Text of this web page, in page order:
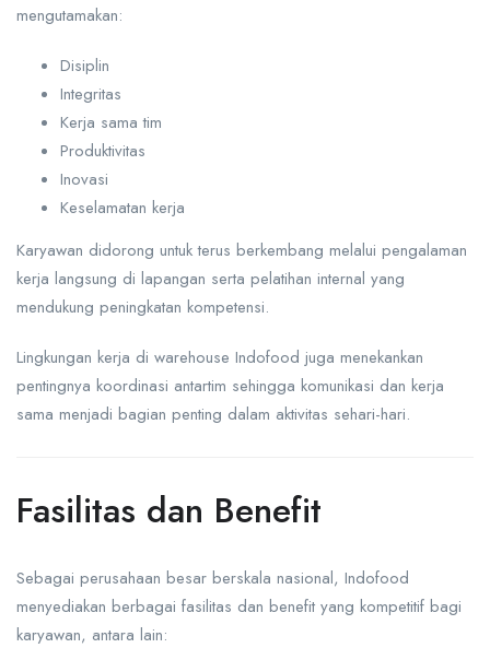
mengutamakan:
Disiplin
Integritas
Kerja sama tim
Produktivitas
Inovasi
Keselamatan kerja
Karyawan didorong untuk terus berkembang melalui pengalaman
kerja langsung di lapangan serta pelatihan internal yang
mendukung peningkatan kompetensi.
Lingkungan kerja di warehouse Indofood juga menekankan
pentingnya koordinasi antartim sehingga komunikasi dan kerja
sama menjadi bagian penting dalam aktivitas sehari-hari.
Fasilitas dan Benefit
Sebagai perusahaan besar berskala nasional, Indofood
menyediakan berbagai fasilitas dan benefit yang kompetitif bagi
karyawan, antara lain: